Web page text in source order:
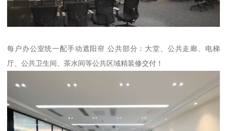
每户办公室统一配手动遮阳帘 公共部分：大堂、公共走廊、电梯
厅、公共卫生间、茶水间等公共区域精装修交付！